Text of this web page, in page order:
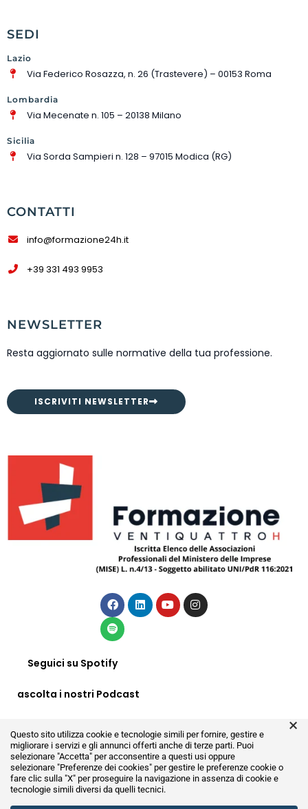
SEDI
Lazio
Via Federico Rosazza, n. 26 (Trastevere) – 00153 Roma
Lombardia
Via Mecenate n. 105 – 20138 Milano
Sicilia
Via Sorda Sampieri n. 128 – 97015 Modica (RG)
CONTATTI
info@formazione24h.it
+39 331 493 9953
NEWSLETTER
Resta aggiornato sulle normative della tua professione.
ISCRIVITI NEWSLETTER
Seguici su Spotify
ascolta i nostri Podcast
×
Questo sito utilizza cookie e tecnologie simili per fornire, gestire e
migliorare i servizi e gli annunci offerti anche di terze parti. Puoi
selezionare "Accetta" per acconsentire a questi usi oppure
selezionare "Preferenze dei cookies" per gestire le preferenze cookie o
fare clic sulla "X" per proseguire la navigazione in assenza di cookie e
tecnologie simili diversi da quelli tecnici.